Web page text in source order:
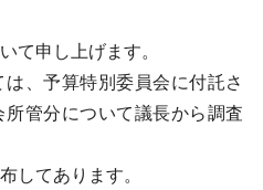
て申し上げます。
、予算特別委員会に付託さ
管分について議長から調査
してあります。